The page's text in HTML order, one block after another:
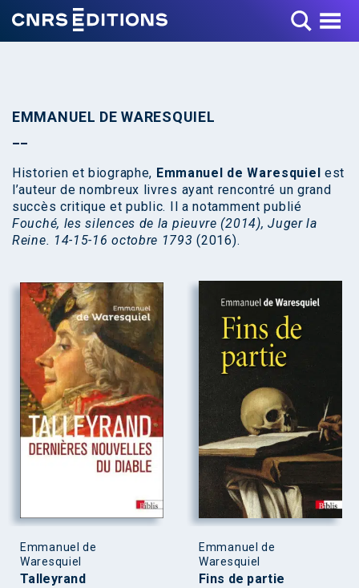
Toggle Menu
EMMANUEL DE WARESQUIEL
Historien et biographe, Emmanuel de Waresquiel est
l’auteur de nombreux livres ayant rencontré un grand
succès critique et public. Il a notamment publié
Fouché, les silences de la pieuvre (2014), Juger la
Reine. 14-15-16 octobre 1793(2016).
Emmanuel de
Waresquiel
Talleyrand
Emmanuel de
Waresquiel
Fins de partie